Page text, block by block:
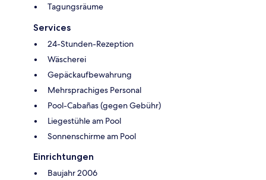
Tagungsräume
Services
24-Stunden-Rezeption
Wäscherei
Gepäckaufbewahrung
Mehrsprachiges Personal
Pool-Cabañas (gegen Gebühr)
Liegestühle am Pool
Sonnenschirme am Pool
Einrichtungen
Baujahr 2006